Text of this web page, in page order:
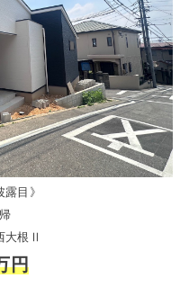
露目》
大根Ⅱ
円